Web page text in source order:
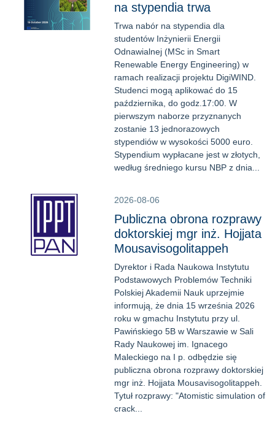
na stypendia trwa
Trwa nabór na stypendia dla
studentów Inżynierii Energii
Odnawialnej (MSc in Smart
Renewable Energy Engineering) w
ramach realizacji projektu DigiWIND.
Studenci mogą aplikować do 15
października, do godz.17:00. W
pierwszym naborze przyznanych
zostanie 13 jednorazowych
stypendiów w wysokości 5000 euro.
Stypendium wypłacane jest w złotych,
według średniego kursu NBP z dnia...
2026-08-06
Publiczna obrona rozprawy
doktorskiej mgr inż. Hojjata
Mousavisogolitappeh
Dyrektor i Rada Naukowa Instytutu
Podstawowych Problemów Techniki
Polskiej Akademii Nauk uprzejmie
informują, że dnia 15 września 2026
roku w gmachu Instytutu przy ul.
Pawińskiego 5B w Warszawie w Sali
Rady Naukowej im. Ignacego
Maleckiego na I p. odbędzie się
publiczna obrona rozprawy doktorskiej
mgr inż. Hojjata Mousavisogolitappeh.
Tytuł rozprawy: "Atomistic simulation of
crack...